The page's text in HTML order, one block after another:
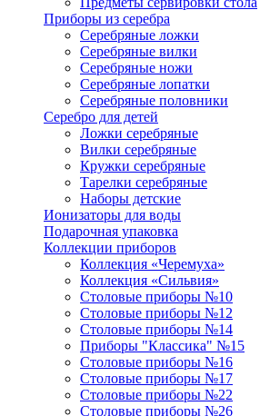
Приборы из серебра
Серебряные ложки
Серебряные вилки
Серебряные ножи
Серебряные лопатки
Серебряные половники
Серебро для детей
Ложки серебряные
Вилки серебряные
Кружки серебряные
Тарелки серебряные
Наборы детские
Ионизаторы для воды
Подарочная упаковка
Коллекции приборов
Коллекция «Черемуха»
Коллекция «Сильвия»
Столовые приборы №10
Столовые приборы №12
Столовые приборы №14
Приборы "Классика" №15
Столовые приборы №16
Столовые приборы №17
Столовые приборы №22
Столовые приборы №26